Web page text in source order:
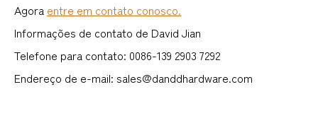
Agora entre em contato conosco.
Informações de contato de David Jian
Telefone para contato: 0086-139 2903 7292
Endereço de e-mail: sales@danddhardware.com